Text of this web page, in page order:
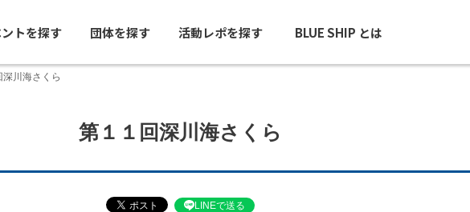
トを探す 団体を探す 活動レポを探す BLUE SHIP とは
川海さくら
第１１回深川海さくら
LINEで送る